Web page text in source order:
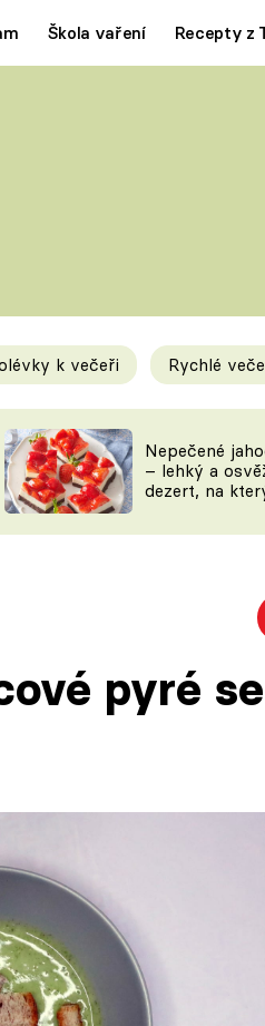
Škola vaření Recepty z
Tipy a triky
KAM ZA JÍDLEM
VYCHYTÁVKY
k večeři Rychlé
Nepečené
– lehký a
dezert, na
pyré se